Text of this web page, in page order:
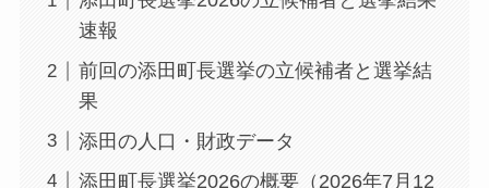
速報
前回の添田町長選挙の立候補者と選挙結
果
添田の人口・財政データ
添田町長選挙2026の概要（2026年7月12